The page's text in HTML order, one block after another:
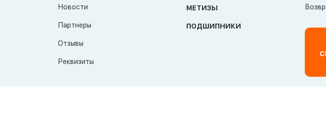
Новости
Партнеры
Отзывы
Реквизиты
МЕТИЗЫ
ПОДШИПНИКИ